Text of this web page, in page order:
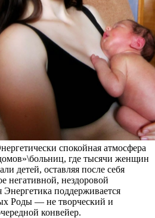
спокойная атмосфера
где тысячи женщин
детей, оставляя после себя
негативной, нездоровой
Энергетика поддерживается
Роды — не творческий и
конвейер.